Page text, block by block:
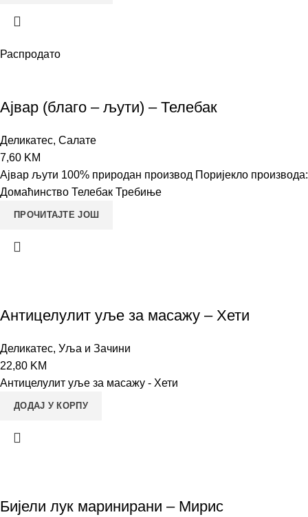
Распродато
Ајвар (благо – љути) – Телебак
Деликатес, Салате
7,60 KM
Ајвар љути 100% природан производ Поријекло производа:
Домаћинство Телебак Требиње
ПРОЧИТАЈТЕ ЈОШ
Антицелулит уље за масажу – Хети
Деликатес, Уља и Зачини
22,80 KM
Антицелулит уље за масажу - Хети
ДОДАЈ У КОРПУ
Бијели лук маринирани – Мирис